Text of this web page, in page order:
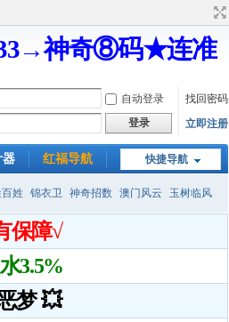
神奇⑧码★连准
自动登录
找回密码
登录 立即注册
快捷导航
器 红福导航
姓 锦衣卫 神奇招数 澳门风云 玉树临风